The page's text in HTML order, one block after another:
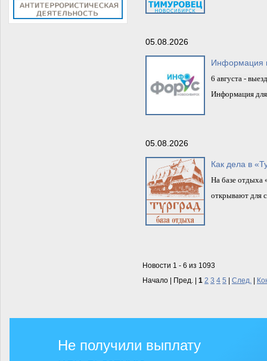
05.08.2026
Информация
6 августа -
Информация для
05.08.2026
Как дела в
На базе отдыха
открывают для
Новости 1 - 6 из 1093
Начало | Пред. | 1 2 3 4 5 След.
Не получили выплату